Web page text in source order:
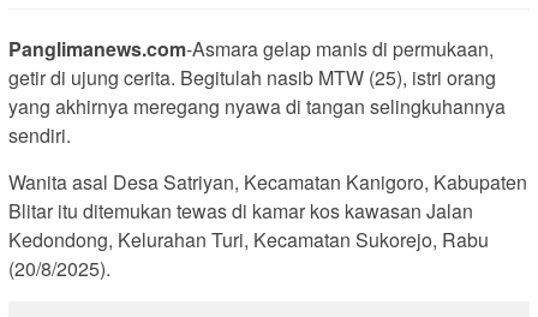
Panglimanews.com-Asmara gelap manis di permukaan,
getir di ujung cerita. Begitulah nasib MTW (25), istri orang
yang akhirnya meregang nyawa di tangan selingkuhannya
sendiri.
Wanita asal Desa Satriyan, Kecamatan Kanigoro, Kabupaten
Blitar itu ditemukan tewas di kamar kos kawasan Jalan
Kedondong, Kelurahan Turi, Kecamatan Sukorejo, Rabu
(20/8/2025).